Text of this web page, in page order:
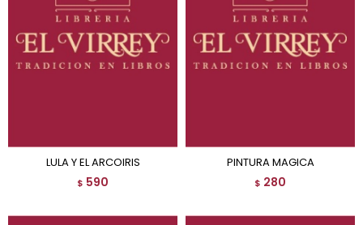
LULA Y EL ARCOIRIS
$ 590
PINTURA MAGICA
$ 280